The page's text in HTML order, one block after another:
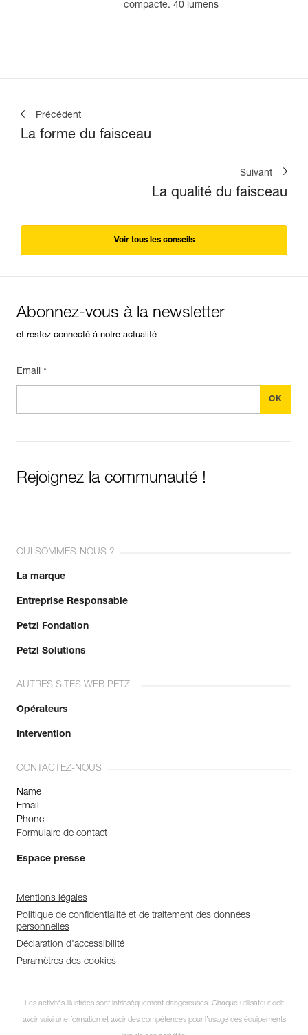
compacte. 40 lumens
Précédent
La forme du faisceau
Suivant
La qualité du faisceau
Voir tous les conseils
Abonnez-vous à la newsletter
et restez connecté à notre actualité
Email *
Rejoignez la communauté !
QUI SOMMES-NOUS ?
La marque
Entreprise Responsable
Petzl Fondation
Petzl Solutions
AUTRES SITES WEB PETZL
Opérateurs
Intervention
CONTACTEZ-NOUS
Name
Email
Phone
Formulaire de contact
Espace presse
Mentions légales
Politique de confidentialité et de traitement des données
personnelles
Déclaration d'accessibilité
Paramètres des cookies
Les activités illustrées sont intrinsèquement dangereuses. Chaque utilisateur doit
avoir suivi une formation et avoir des compétences pour l’usage des équipements